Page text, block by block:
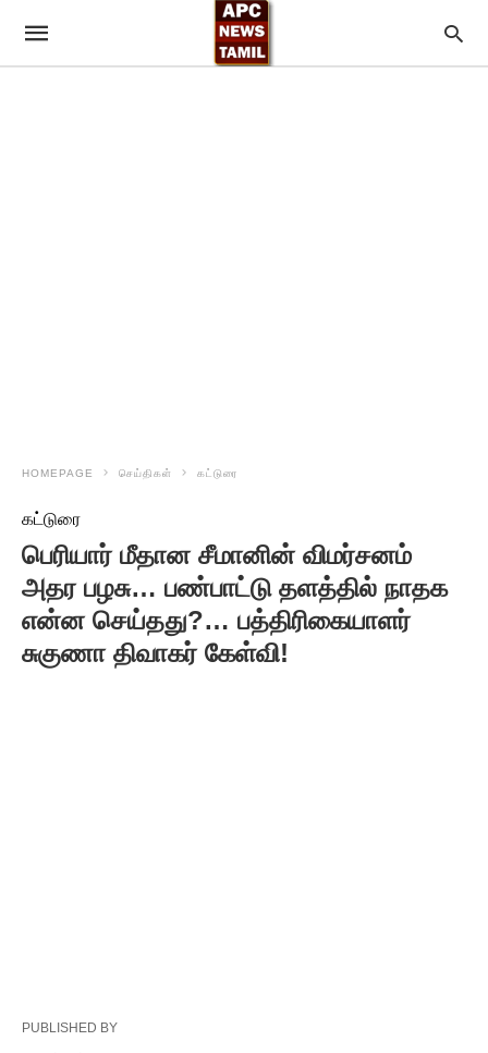
HOMEPAGE செய்திகள் கட்டுரை
கட்டுரை
பெரியார் மீதான சீமானின் விமர்சனம்
அதர பழசு… பண்பாட்டு தளத்தில் நாதக
என்ன செய்தது?… பத்திரிகையாளர்
சுகுணா திவாகர் கேள்வி!
PUBLISHED BY